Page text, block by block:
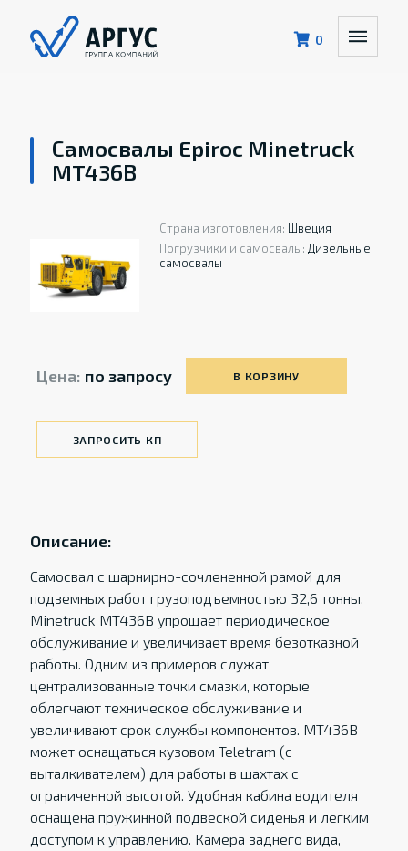
0
Самосвалы Epiroc Minetruck
MT436B
Страна изготовления: Швеция
Погрузчики и самосвалы: Дизельные
самосвалы
Цена: по запросу В КОРЗИНУ
ЗАПРОСИТЬ КП
Описание:
Самосвал с шарнирно-сочлененной рамой для
подземных работ грузоподъемностью 32,6 тонны.
Minetruck MT436B упрощает периодическое
обслуживание и увеличивает время безотказной
работы. Одним из примеров служат
централизованные точки смазки, которые
облегчают техническое обслуживание и
увеличивают срок службы компонентов. MT436B
может оснащаться кузовом Teletram (с
выталкивателем) для работы в шахтах с
ограниченной высотой. Удобная кабина водителя
оснащена пружинной подвеской сиденья и легким
доступом к управлению. Камера заднего вида,